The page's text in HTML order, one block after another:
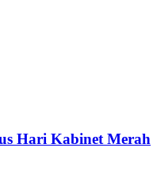
Hari Kabinet Merah